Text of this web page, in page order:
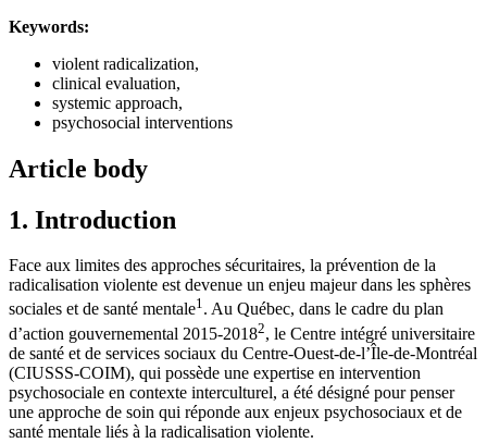
Keywords:
violent radicalization,
clinical evaluation,
systemic approach,
psychosocial interventions
Article body
1. Introduction
Face aux limites des approches sécuritaires, la prévention de la
radicalisation violente est devenue un enjeu majeur dans les sphères
sociales et de santé mentale1. Au Québec, dans le cadre du plan
d’action gouvernemental 2015-20182, le Centre intégré universitaire
de santé et de services sociaux du Centre-Ouest-de-l’Île-de-Montréal
(CIUSSS-COIM), qui possède une expertise en intervention
psychosociale en contexte interculturel, a été désigné pour penser
une approche de soin qui réponde aux enjeux psychosociaux et de
santé mentale liés à la radicalisation violente.